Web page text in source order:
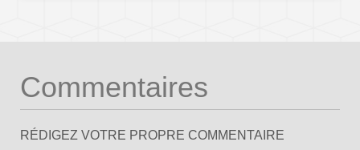
Commentaires
RÉDIGEZ VOTRE PROPRE COMMENTAIRE